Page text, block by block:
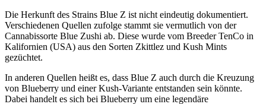
Die Herkunft des Strains Blue Z ist nicht eindeutig dokumentiert.
Verschiedenen Quellen zufolge stammt sie vermutlich von der
Cannabissorte Blue Zushi ab. Diese wurde vom Breeder TenCo in
Kalifornien (USA) aus den Sorten Zkittlez und Kush Mints
gezüchtet.
In anderen Quellen heißt es, dass Blue Z auch durch die Kreuzung
von Blueberry und einer Kush-Variante entstanden sein könnte.
Dabei handelt es sich bei Blueberry um eine legendäre